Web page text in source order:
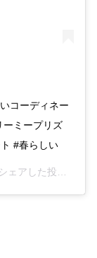
コーディネー
ーミープリズ
#春らしい
アした投稿 –